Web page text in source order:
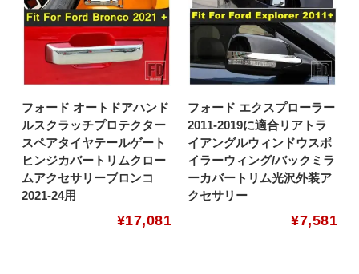
フォード オートドアハンド
ルスクラッチプロテクター
スペアタイヤテールゲート
ヒンジカバートリムクロー
ムアクセサリーブロンコ
2021-24用
¥17,081
フォード エクスプローラー
2011-2019に適合リアトラ
イアングルウィンドウスポ
イラーウィング/バックミラ
ーカバートリム光沢外装ア
クセサリー
¥7,581